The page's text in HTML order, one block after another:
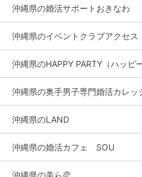
沖縄県の婚活サポートおきなわ
沖縄県のイベントクラブアクセス
沖縄県のHAPPY PARTY（ハッピ
沖縄県の奥手男子専門婚活カレッ
沖縄県のLAND
沖縄県の婚活カフェ SOU
沖縄県の美ら恋